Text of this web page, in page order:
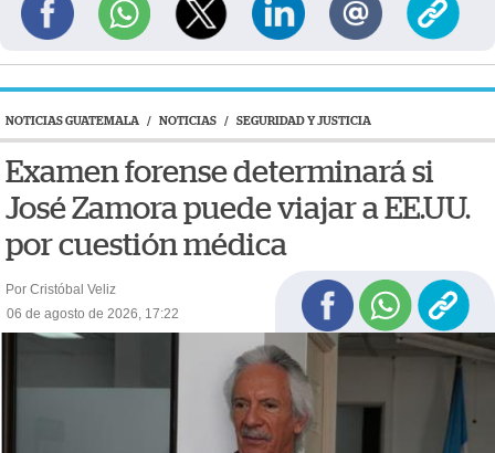
NOTICIAS GUATEMALA / NOTICIAS / SEGURIDAD Y JUSTICIA
Examen forense determinará si
José Zamora puede viajar a EE.UU.
por cuestión médica
Por Cristóbal Veliz
06 de agosto de 2026, 17:22